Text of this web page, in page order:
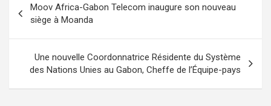
de
l’article
Moov Africa-Gabon Telecom inaugure son nouveau
siège à Moanda
Une nouvelle Coordonnatrice Résidente du Système
des Nations Unies au Gabon, Cheffe de l’Équipe-pays